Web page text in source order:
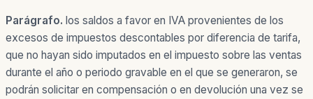
Parágrafo. los saldos a favor en IVA provenientes de los
excesos de impuestos descontables por diferencia de tarifa,
que no hayan sido imputados en el impuesto sobre las ventas
durante el año o periodo gravable en el que se generaron, se
podrán solicitar en compensación o en devolución una vez se